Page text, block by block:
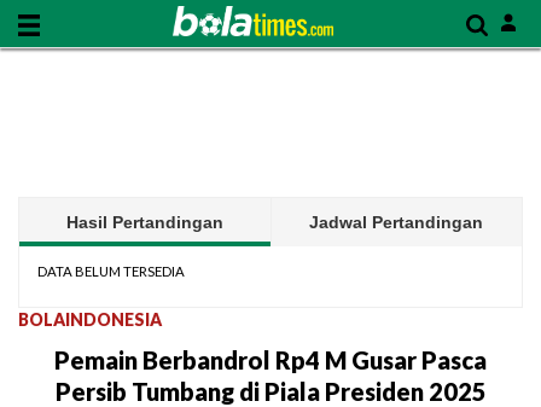
Hasil Pertandingan Jadwal Pertandingan
DATA BELUM TERSEDIA
BOLAINDONESIA
Pemain Berbandrol Rp4 M Gusar Pasca
Persib Tumbang di Piala Presiden 2025